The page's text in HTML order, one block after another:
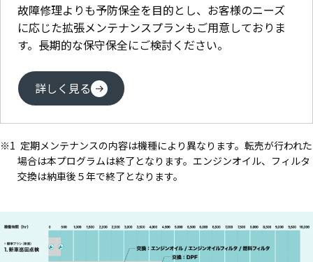
故障修理よりも予防保全を目的とし、お客様のニーズ
に応じた拡張メンテナンスプランもご用意しておりま
す。長期的な保守保全にご検討ください。
詳しく見る
定期メンテナンスの内容は機種により異なります。転売が行われた
場合は本プログラムは終了となります。エンジンオイル、フィルタ
交換は納車後５年で終了となります。